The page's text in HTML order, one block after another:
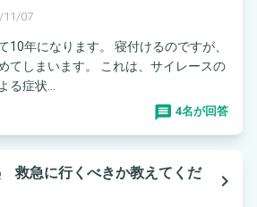
11/07
10年になります。 寝付けるのですが、
てしまいます。 これは、サイレースの
症状...
4名が回答
急に行くべきか教えてくだ
navigate_next